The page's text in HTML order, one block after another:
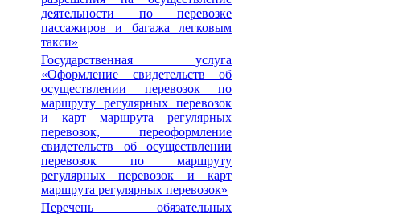
деятельности по перевозке
пассажиров и багажа легковым
такси»
Государственная услуга
«Оформление свидетельств об
осуществлении перевозок по
маршруту регулярных перевозок
и карт маршрута регулярных
перевозок, переоформление
свидетельств об осуществлении
перевозок по маршруту
регулярных перевозок и карт
маршрута регулярных перевозок»
Перечень обязательных